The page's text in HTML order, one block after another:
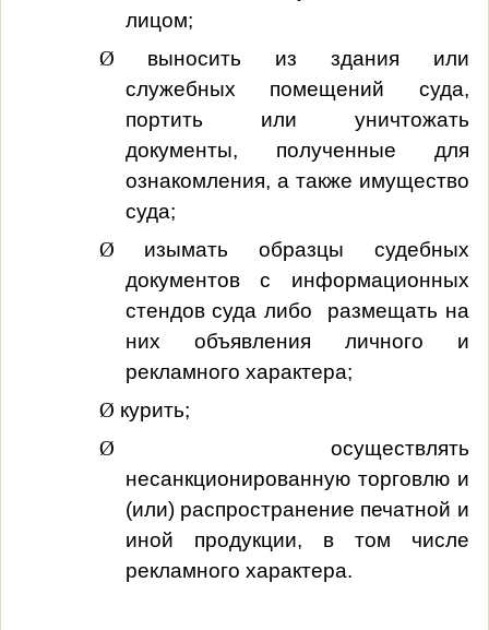
лицом;
Ø
выносить из здания или
служебных помещений суда,
портить или уничтожать
документы, полученные для
ознакомления, а также имущество
суда;
Ø
изымать образцы судебных
документов с информационных
стендов суда либо размещать на
них объявления личного и
рекламного характера;
Ø курить;
Ø
осуществлять
несанкционированную торговлю и
(или) распространение печатной и
иной продукции, в том числе
рекламного характера.